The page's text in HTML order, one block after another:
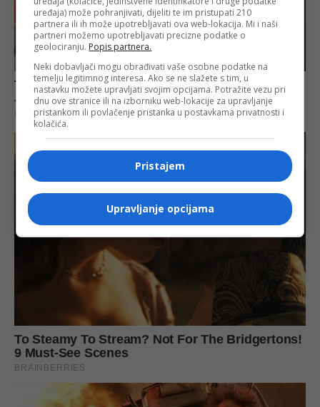
uređaja) može pohranjivati, dijeliti te im pristupati 210
partnera ili ih može upotrebljavati ova web-lokacija. Mi i naši
partneri možemo upotrebljavati precizne podatke o
geolociranju. Popis partnera.
Neki dobavljači mogu obrađivati vaše osobne podatke na
temelju legitimnog interesa. Ako se ne slažete s tim, u
nastavku možete upravljati svojim opcijama. Potražite vezu pri
dnu ove stranice ili na izborniku web-lokacije za upravljanje
pristankom ili povlačenje pristanka u postavkama privatnosti i
kolačića.
Pristajem
Upravljanje opcijama